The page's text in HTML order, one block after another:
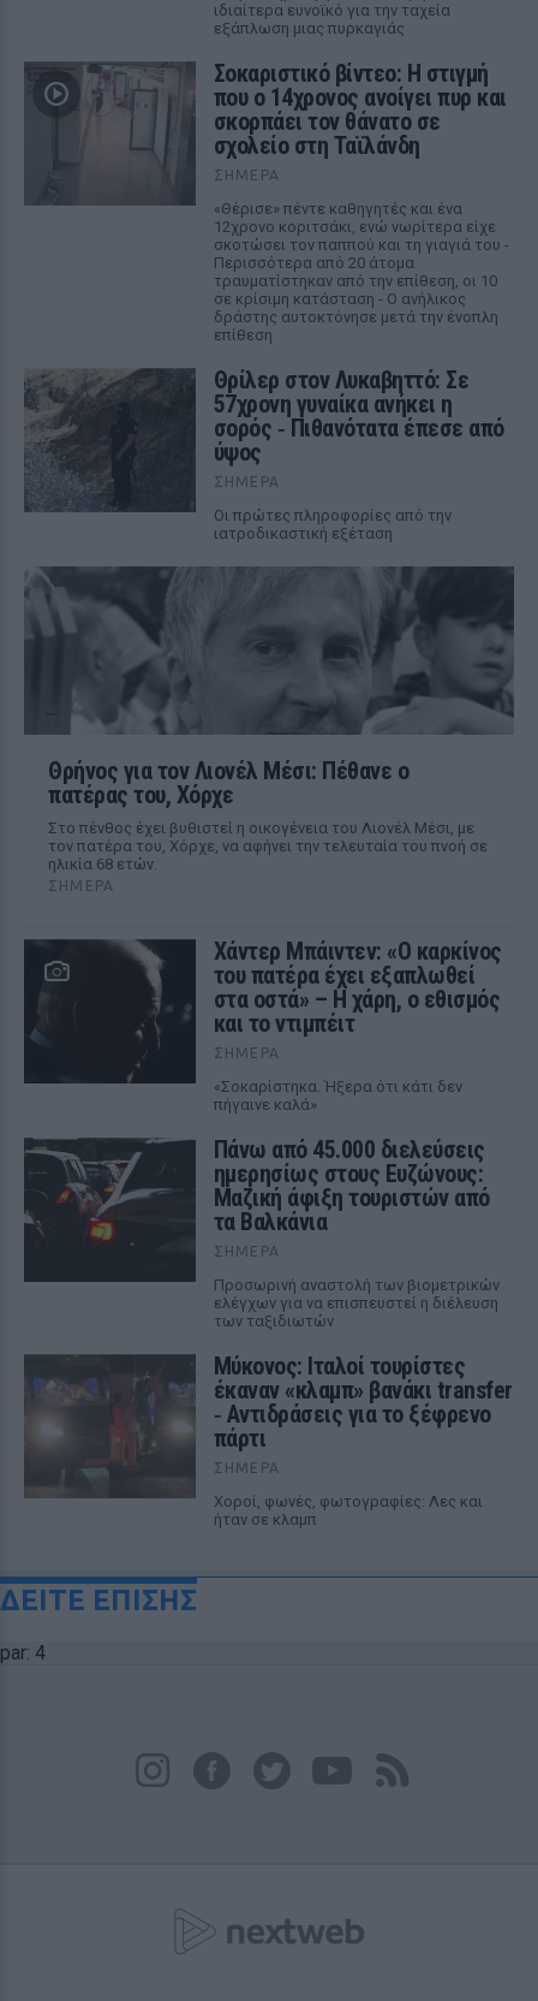
ιδιαίτερα ευνοϊκό για την ταχεία
εξάπλωση μιας πυρκαγιάς
Σοκαριστικό βίντεο: Η στιγμή
που ο 14χρονος ανοίγει πυρ και
σκορπάει τον θάνατο σε
σχολείο στη Ταϊλάνδη
ΣΉΜΕΡΑ
«Θέρισε» πέντε καθηγητές και ένα
12χρονο κοριτσάκι, ενώ νωρίτερα είχε
σκοτώσει τον παππού και τη γιαγιά του -
Περισσότερα από 20 άτομα
τραυματίστηκαν από την επίθεση, οι 10
σε κρίσιμη κατάσταση - Ο ανήλικος
δράστης αυτοκτόνησε μετά την ένοπλη
επίθεση
Θρίλερ στον Λυκαβηττό: Σε
57χρονη γυναίκα ανήκει η
σορός ‑ Πιθανότατα έπεσε από
ύψος
ΣΉΜΕΡΑ
Οι πρώτες πληροφορίες από την
ιατροδικαστική εξέταση
Θρήνος για τον Λιονέλ Μέσι: Πέθανε ο
πατέρας του, Χόρχε
Στο πένθος έχει βυθιστεί η οικογένεια του Λιονέλ Μέσι, με
τον πατέρα του, Χόρχε, να αφήνει την τελευταία του πνοή σε
ηλικία 68 ετών.
ΣΉΜΕΡΑ
Χάντερ Μπάιντεν: «Ο καρκίνος
του πατέρα έχει εξαπλωθεί
στα οστά» – Η χάρη, ο εθισμός
και το ντιμπέιτ
ΣΉΜΕΡΑ
«Σοκαρίστηκα. Ήξερα ότι κάτι δεν
πήγαινε καλά»
Πάνω από 45.000 διελεύσεις
ημερησίως στους Ευζώνους:
Μαζική άφιξη τουριστών από
τα Βαλκάνια
ΣΉΜΕΡΑ
Προσωρινή αναστολή των βιομετρικών
ελέγχων για να επισπευστεί η διέλευση
των ταξιδιωτών
Μύκονος: Ιταλοί τουρίστες
έκαναν «κλαμπ» βανάκι transfer
‑ Αντιδράσεις για το ξέφρενο
πάρτι
ΣΉΜΕΡΑ
Χοροί, φωνές, φωτογραφίες: Λες και
ήταν σε κλαμπ
ΔΕΙΤΕ ΕΠΙΣΗΣ
par: 4